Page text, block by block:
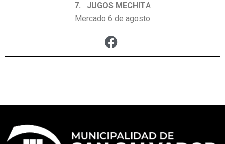
7. JUGOS MECHITA
Mercado 6 de agosto